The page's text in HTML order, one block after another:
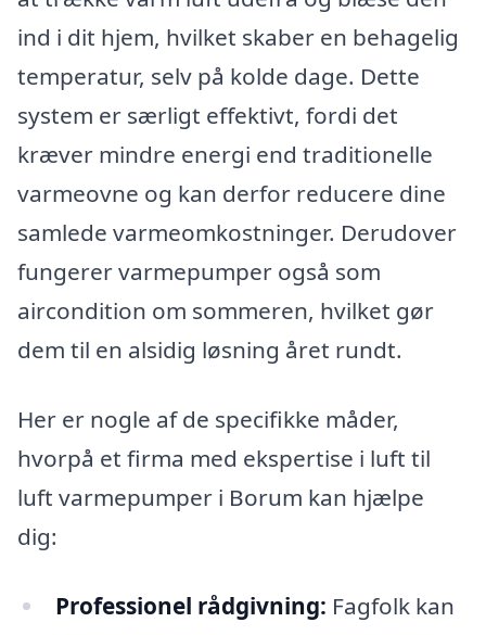
ind i dit hjem, hvilket skaber en behagelig
temperatur, selv på kolde dage. Dette
system er særligt effektivt, fordi det
kræver mindre energi end traditionelle
varmeovne og kan derfor reducere dine
samlede varmeomkostninger. Derudover
fungerer varmepumper også som
aircondition om sommeren, hvilket gør
dem til en alsidig løsning året rundt.
Her er nogle af de specifikke måder,
hvorpå et firma med ekspertise i luft til
luft varmepumper i Borum kan hjælpe
dig:
Professionel rådgivning: Fagfolk kan